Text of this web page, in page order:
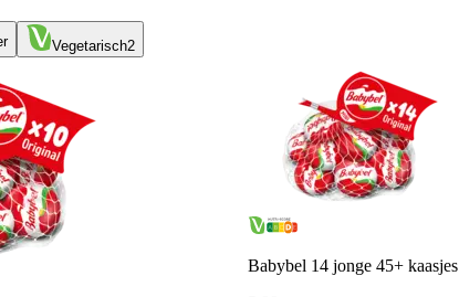
Vegetarisch2
Babybel 14 jonge 45+ kaasjes